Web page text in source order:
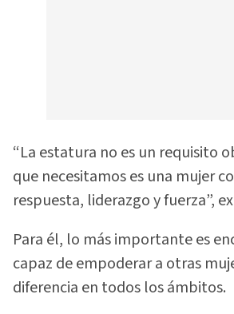
“La estatura no es un requisito
que necesitamos es una mujer
respuesta, liderazgo y fuerza”,
Para él, lo más importante es
capaz de empoderar a otras
diferencia en todos los ámbitos.